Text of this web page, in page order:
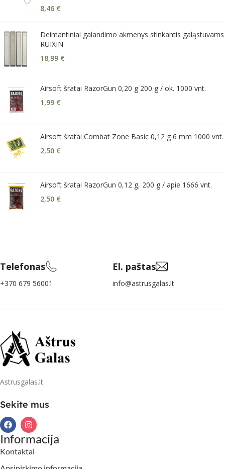
8,46 €
Deimantiniai galandimo akmenys stinkantis galąstuvams
RUIXIN
18,99 €
Airsoft šratai RazorGun 0,20 g 200 g / ok. 1000 vnt.
1,99 €
Airsoft šratai Combat Zone Basic 0,12 g 6 mm 1000 vnt.
2,50 €
Airsoft šratai RazorGun 0,12 g, 200 g / apie 1666 vnt.
2,50 €
Telefonas
+370 679 56001
El. paštas
info@astrusgalas.lt
Astrusgalas.lt
Sekite mus
Informacija
Kontaktai